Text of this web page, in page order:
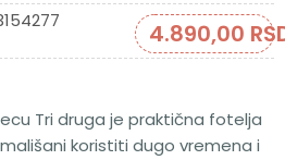
4.890,00
Tri druga je praktična fotelja
koristiti dugo vremena i